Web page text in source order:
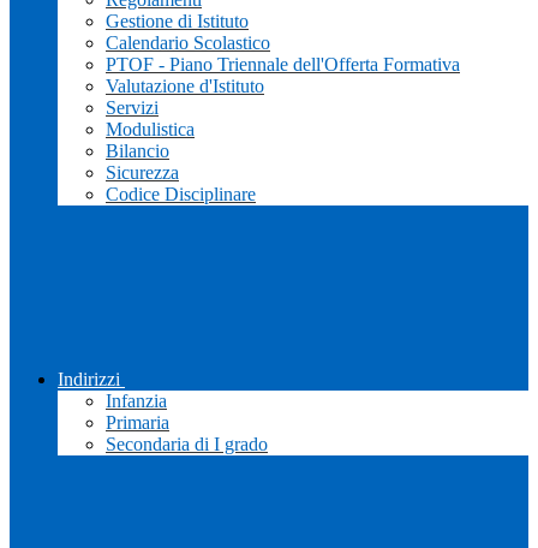
Gestione di Istituto
Calendario Scolastico
PTOF - Piano Triennale dell'Offerta Formativa
Valutazione d'Istituto
Servizi
Modulistica
Bilancio
Sicurezza
Codice Disciplinare
Indirizzi
Infanzia
Primaria
Secondaria di I grado